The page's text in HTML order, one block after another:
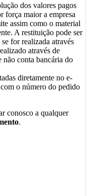
dos valores pagos
força maior a empresa
assim como o material
A restituição pode ser
for realizada através
através de
não conta bancária do
diretamente no e-
o número do pedido
conosco a qualquer
.